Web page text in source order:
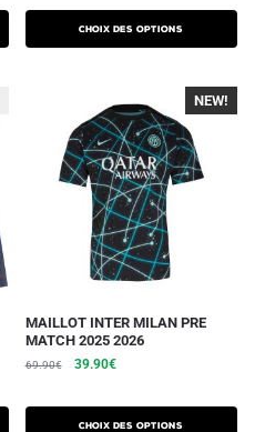
Choix des options
-40%
NEW!
MAILLOT INTER MILAN PRE
MATCH 2025 2026
69.90€ 39.90€
Choix des options